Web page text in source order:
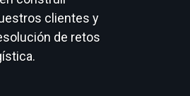
clientes y
de retos